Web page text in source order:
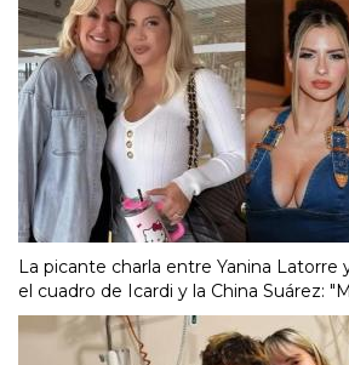
La picante charla entre Yanina Latorre
el cuadro de Icardi y la China Suárez: